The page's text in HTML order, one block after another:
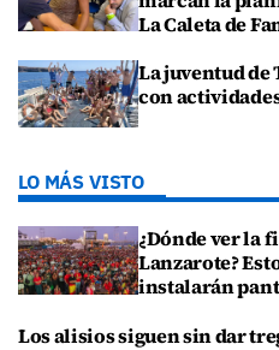
La Caleta de
La juventud de
con
LO MÁS VISTO
¿Dónde ver la
Lanzarote?
instalarán
Los alisios siguen sin dar